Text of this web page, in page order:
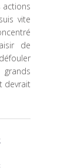
actions
vite
de
devrait